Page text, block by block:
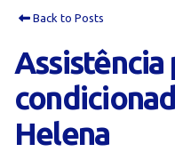
Back to Posts
Assistência
Helena